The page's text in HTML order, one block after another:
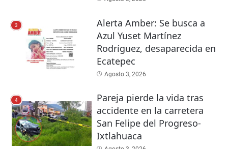
3
Alerta Amber: Se busca a
Azul Yuset Martínez
Rodríguez, desaparecida en
Ecatepec
Agosto 3, 2026
4
Pareja pierde la vida tras
accidente en la carretera
San Felipe del Progreso-
Ixtlahuaca